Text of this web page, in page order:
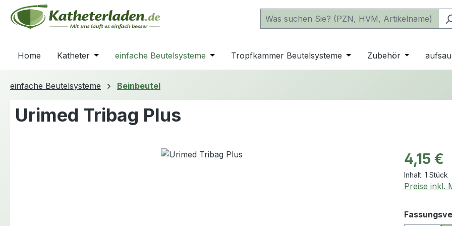
Hauptinhalt springen
Zur Suche springen
Zur Hauptnavigation springen
Home Katheter Öffne oder Schließe das Dropdown der Kategorie Katheter
einfache Beutelsysteme Öffne oder Schließe das Dropdown der Kategorie einfache
Tropfkammer Beutelsysteme Öffne oder Schließe das
Zubehör Öffne oder
einfache Beutelsysteme Beinbeutel
Urimed Tribag Plus
Regulärer
4,15 €
Inhalt: 1 Stück
Preise inkl.